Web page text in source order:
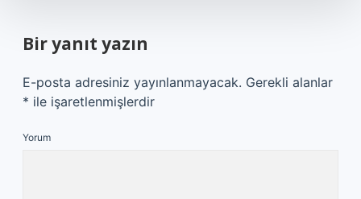
Bir yanıt yazın
E-posta adresiniz yayınlanmayacak. Gerekli alanlar
* ile işaretlenmişlerdir
Yorum